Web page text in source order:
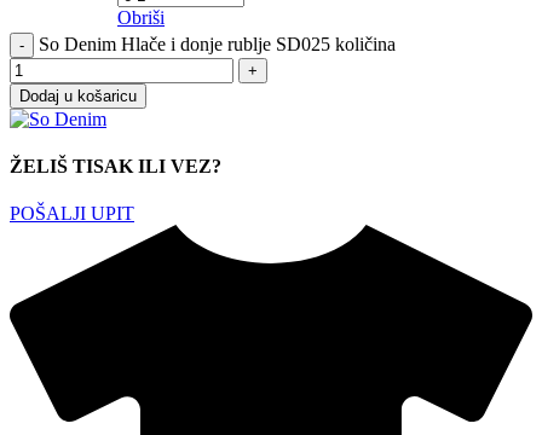
Obriši
So Denim Hlače i donje rublje SD025 količina
Dodaj u košaricu
ŽELIŠ TISAK ILI VEZ?
POŠALJI UPIT